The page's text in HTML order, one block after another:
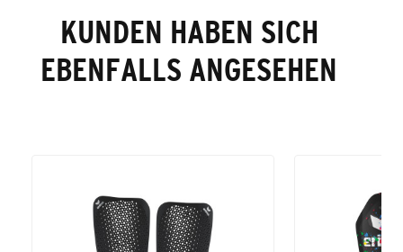
KUNDEN HABEN SICH
EBENFALLS ANGESEHEN